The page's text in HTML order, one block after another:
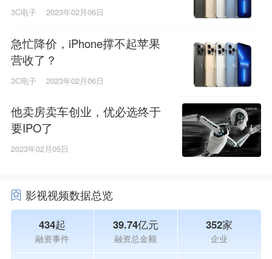
3C电子 2023年02月06日
急忙降价，iPhone撑不起苹果
营收了？
3C电子 2023年02月06日
他卖房卖车创业，优必选终于
要IPO了
2023年02月05日
影视视频数据总览
434起
融资事件
39.74亿元
融资总金额
352家
企业